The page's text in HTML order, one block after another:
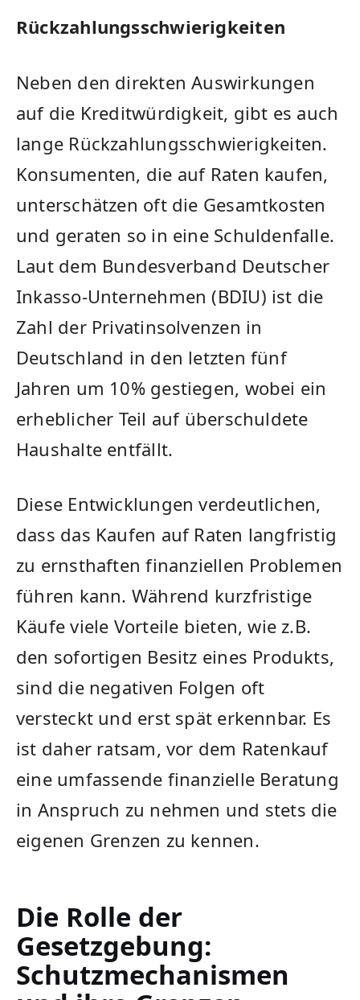
Rückzahlungsschwierigkeiten
Neben den direkten Auswirkungen
auf die Kreditwürdigkeit, gibt es auch
lange Rückzahlungsschwierigkeiten.
Konsumenten, die auf Raten kaufen,
unterschätzen oft die Gesamtkosten
und geraten so in eine Schuldenfalle.
Laut dem Bundesverband Deutscher
Inkasso-Unternehmen (BDIU) ist die
Zahl der Privatinsolvenzen in
Deutschland in den letzten fünf
Jahren um 10% gestiegen, wobei ein
erheblicher Teil auf überschuldete
Haushalte entfällt.
Diese Entwicklungen verdeutlichen,
dass das Kaufen auf Raten langfristig
zu ernsthaften finanziellen Problemen
führen kann. Während kurzfristige
Käufe viele Vorteile bieten, wie z.B.
den sofortigen Besitz eines Produkts,
sind die negativen Folgen oft
versteckt und erst spät erkennbar. Es
ist daher ratsam, vor dem Ratenkauf
eine umfassende finanzielle Beratung
in Anspruch zu nehmen und stets die
eigenen Grenzen zu kennen.
Die Rolle der
Gesetzgebung:
Schutzmechanismen